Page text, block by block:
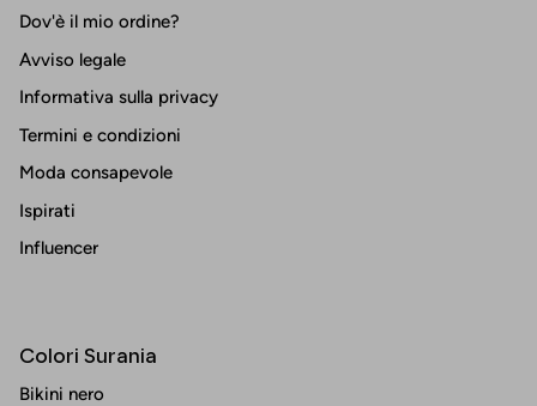
Dov'è il mio ordine?
Avviso legale
Informativa sulla privacy
Termini e condizioni
Moda consapevole
Ispirati
Influencer
Colori Surania
Bikini nero